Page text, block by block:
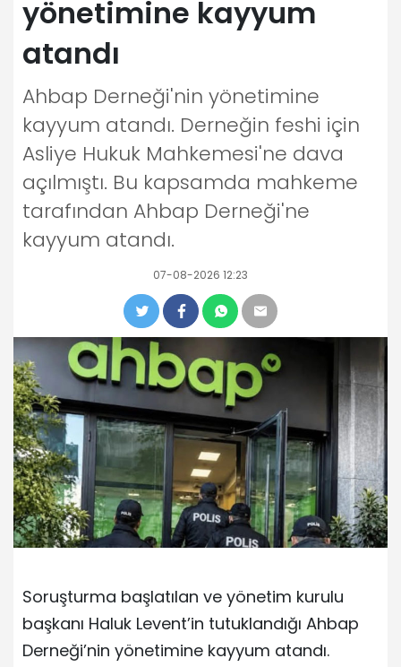
yönetimine kayyum
atandı
Ahbap Derneği'nin yönetimine
kayyum atandı. Derneğin feshi için
Asliye Hukuk Mahkemesi'ne dava
açılmıştı. Bu kapsamda mahkeme
tarafından Ahbap Derneği'ne
kayyum atandı.
07-08-2026 12:23
Soruşturma başlatılan ve yönetim kurulu
başkanı Haluk Levent’in tutuklandığı Ahbap
Derneği’nin yönetimine kayyum atandı.